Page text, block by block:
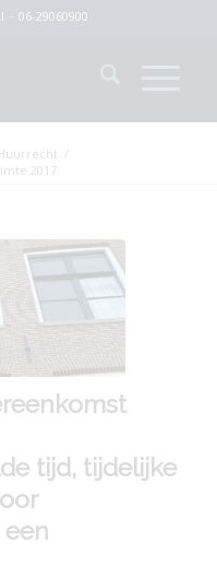
–06-29060900
/
2017:
tijd, tijdelijke